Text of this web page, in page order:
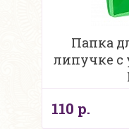
Папка
липучке с
110 р.